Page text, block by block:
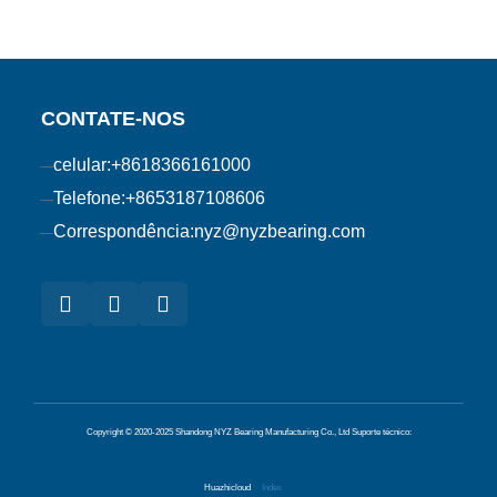
CONTATE-NOS
celular:+8618366161000
Telefone:+8653187108606
Correspondência:nyz@nyzbearing.com
Copyright © 2020-2025 Shandong NYZ Bearing Manufacturing Co., Ltd Suporte técnico:
Huazhicloud Index